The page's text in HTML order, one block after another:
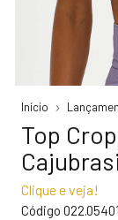
Início
Top
Clique e veja!
Código